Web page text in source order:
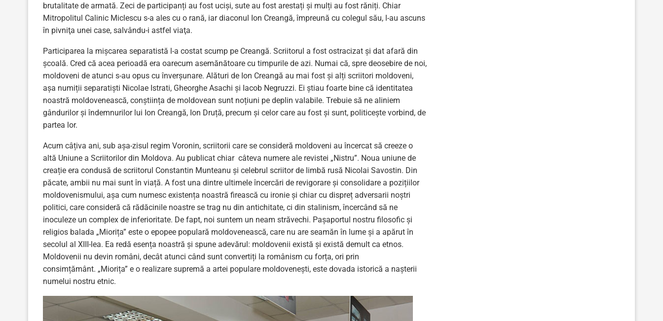
brutalitate de armată. Zeci de participanți au fost uciși, sute au fost arestați și mulți au fost răniți. Chiar
Mitropolitul Calinic Miclescu s-a ales cu o rană, iar diaconul Ion Creangă, împreună cu colegul său, l-au ascuns
în pivniţa unei case, salvându-i astfel viaţa.
Participarea la mișcarea separatistă l-a costat scump pe Creangă. Scriitorul a fost ostracizat și dat afară din
școală. Cred că acea perioadă era oarecum asemănătoare cu timpurile de azi. Numai că, spre deosebire de noi,
moldoveni de atunci s-au opus cu înverșunare. Alături de Ion Creangă au mai fost și alți scriitori moldoveni,
așa numiții separatiști Nicolae Istrati, Gheorghe Asachi și Iacob Negruzzi. Ei știau foarte bine că identitatea
noastră moldovenească, conștiința de moldovean sunt noțiuni pe deplin valabile. Trebuie să ne aliniem
gândurilor și îndemnurilor lui Ion Creangă, Ion Druță, precum și celor care au fost și sunt, politicește vorbind, de
partea lor.
Acum câțiva ani, sub așa-zisul regim Voronin, scriitorii care se consideră moldoveni au încercat să creeze o
altă Uniune a Scriitorilor din Moldova. Au publicat chiar câteva numere ale revistei „Nistru”. Noua uniune de
creație era condusă de scriitorul Constantin Munteanu și celebrul scriitor de limbă rusă Nicolai Savostin. Din
păcate, ambii nu mai sunt în viață. A fost una dintre ultimele încercări de revigorare și consolidare a pozițiilor
moldovenismului, așa cum numesc existența noastră firească cu ironie și chiar cu dispreț adversarii noștri
politici, care consideră că rădăcinile noastre se trag nu din antichitate, ci din stalinism, încercând să ne
inoculeze un complex de inferioritate. De fapt, noi suntem un neam străvechi. Pașaportul nostru filosofic și
religios balada „Miorița” este o epopee populară moldovenească, care nu are seamăn în lume și a apărut în
secolul al XIII-lea. Ea redă esența noastră și spune adevărul: moldovenii există și există demult ca etnos.
Moldovenii nu devin români, decât atunci când sunt convertiți la românism cu forța, ori prin
consimțământ. „Miorița” e o realizare supremă a artei populare moldovenești, este dovada istorică a nașterii
numelui nostru etnic.